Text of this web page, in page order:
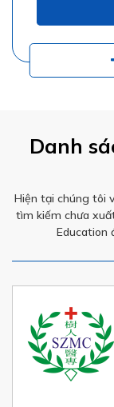
Danh
Hiện tại chúng tôi
tìm kiếm chưa
Education